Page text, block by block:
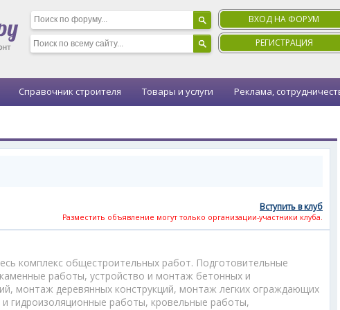
ВХОД НА ФОРУМ
РЕГИСТРАЦИЯ
Справочник строителя Товары и услуги Реклама,
Вступить в клуб
Разместить объявление могут только организации-участники клуба.
комплекс общестроительных работ. Подготовительные
работы, устройство и монтаж бетонных и
монтаж деревянных конструкций, монтаж легких ограждающих
и гидроизоляционные работы, кровельные работы,